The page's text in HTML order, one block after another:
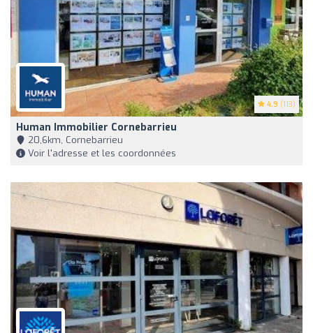
4.9 (113)
Human Immobilier Cornebarrieu
20,6km, Cornebarrieu
Voir l'adresse et les coordonnées